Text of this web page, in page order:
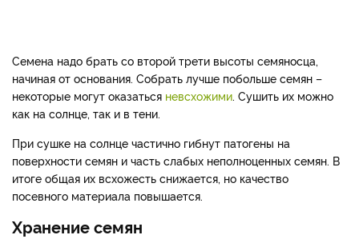
Семена надо брать со второй трети высоты семяносца,
начиная от основания. Собрать лучше побольше семян –
некоторые могут оказаться невсхожими . Сушить их можно
как на солнце, так и в тени.
При сушке на солнце частично гибнут патогены на
поверхности семян и часть слабых неполноценных семян. В
итоге общая их всхожесть снижается, но качество
посевного материала повышается.
Хранение семян